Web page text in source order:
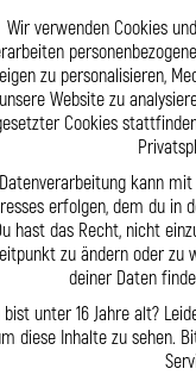
Seither sind
Für
Baujahr
abgestimmt
Erfahrung
der
und großem
und höchste Qualität.
oder persönlich zur
Sie sich für einen
bietet wie
Leidenschaft
Wir verwenden Cookies
zu personalisieren,
unsere Website zu
Cookies
kann
erfolgen, dem du in
hast das Recht, nicht
zu ändern oder zu
deiner Daten
bist unter 16 Jahre alt?
diese Inhalte zu sehen.